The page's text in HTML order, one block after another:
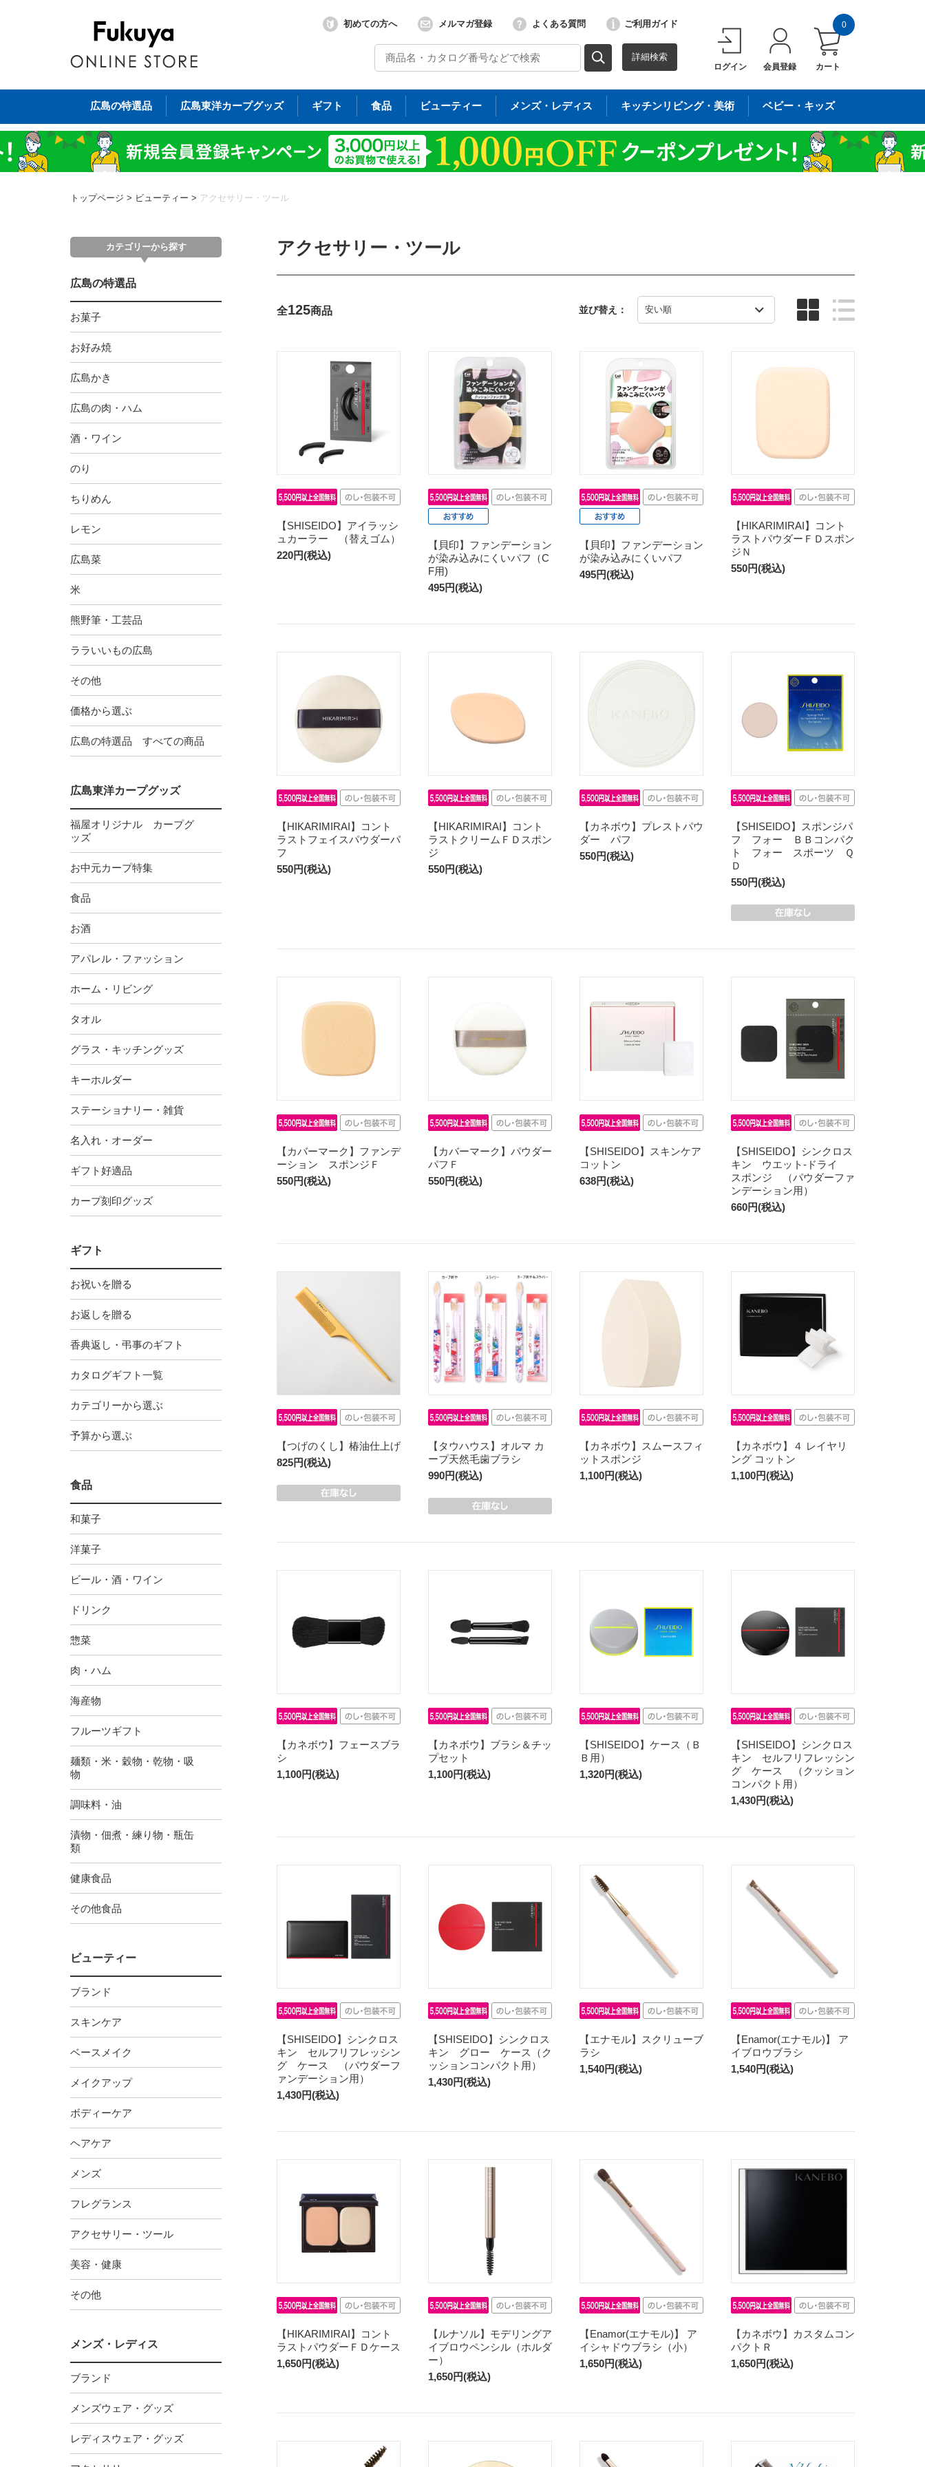
詳細検索
初めての方へ メルマガ登録 よくある質問 ご利用ガイド
ログイン 会員登録 カート
0
広島の特選品 広島東洋カープグッズ ギフト 食品 ビューティー メンズ・レディス キッチンリビング・美術 ベビー・キッズ
トップページ > ビューティー > アクセサリー・ツール
カテゴリーから探す
広島の特選品
お菓子
お好み焼
広島かき
広島の肉・ハム
酒・ワイン
のり
ちりめん
レモン
広島菜
米
熊野筆・工芸品
ララいいもの広島
その他
価格から選ぶ
広島の特選品 すべての商品
広島東洋カープグッズ
福屋オリジナル カープグ
ッズ
お中元カープ特集
食品
お酒
アパレル・ファッション
ホーム・リビング
タオル
グラス・キッチングッズ
キーホルダー
ステーショナリー・雑貨
名入れ・オーダー
ギフト好適品
カープ刻印グッズ
ギフト
お祝いを贈る
お返しを贈る
香典返し・弔事のギフト
カタログギフト一覧
カテゴリーから選ぶ
予算から選ぶ
食品
和菓子
洋菓子
ビール・酒・ワイン
ドリンク
惣菜
肉・ハム
海産物
フルーツギフト
麺類・米・穀物・乾物・吸
物
調味料・油
漬物・佃煮・練り物・瓶缶
類
健康食品
その他食品
ビューティー
ブランド
スキンケア
ベースメイク
メイクアップ
ボディーケア
ヘアケア
メンズ
フレグランス
アクセサリー・ツール
美容・健康
その他
メンズ・レディス
ブランド
メンズウェア・グッズ
レディスウェア・グッズ
アクセサリー・ツール
全125商品 並び替え：
【SHISEIDO】アイラッシ
ュカーラー （替えゴム）
220円(税込)
【貝印】ファンデーション
が染み込みにくいパフ（C
F用)
495円(税込)
【貝印】ファンデーション
が染み込みにくいパフ
495円(税込)
【HIKARIMIRAI】コント
ラストパウダーＦＤスポン
ジＮ
550円(税込)
【HIKARIMIRAI】コント
ラストフェイスパウダーパ
フ
550円(税込)
【HIKARIMIRAI】コント
ラストクリームＦＤスポン
ジ
550円(税込)
【カネボウ】プレストパウ
ダー パフ
550円(税込)
【SHISEIDO】スポンジパ
フ フォー ＢＢコンパク
ト フォー スポーツ Ｑ
Ｄ
550円(税込)
【カバーマーク】ファンデ
ーション スポンジＦ
550円(税込)
【カバーマーク】パウダー
パフＦ
550円(税込)
【SHISEIDO】スキンケア
コットン
638円(税込)
【SHISEIDO】シンクロス
キン ウエット‐ドライ
スポンジ （パウダーファ
ンデーション用）
660円(税込)
【つげのくし】椿油仕上げ
825円(税込)
【タウハウス】オルマ カ
ープ天然毛歯ブラシ
990円(税込)
【カネボウ】スムースフィ
ットスポンジ
1,100円(税込)
【カネボウ】４ レイヤリ
ング コットン
1,100円(税込)
【カネボウ】フェースブラ
シ
1,100円(税込)
【カネボウ】ブラシ＆チッ
プセット
1,100円(税込)
【SHISEIDO】ケース（Ｂ
Ｂ用）
1,320円(税込)
【SHISEIDO】シンクロス
キン セルフリフレッシン
グ ケース （クッション
コンパクト用）
1,430円(税込)
【SHISEIDO】シンクロス
キン セルフリフレッシン
グ ケース （パウダーフ
ァンデーション用）
1,430円(税込)
【SHISEIDO】シンクロス
キン グロー ケース（ク
ッションコンパクト用）
1,430円(税込)
【エナモル】スクリューブ
ラシ
1,540円(税込)
【Enamor(エナモル)】 ア
イブロウブラシ
1,540円(税込)
【HIKARIMIRAI】コント
ラストパウダーＦＤケース
1,650円(税込)
【ルナソル】モデリングア
イブロウペンシル（ホルダ
ー）
1,650円(税込)
【Enamor(エナモル)】 ア
イシャドウブラシ（小）
1,650円(税込)
【カネボウ】カスタムコン
パクトＲ
1,650円(税込)